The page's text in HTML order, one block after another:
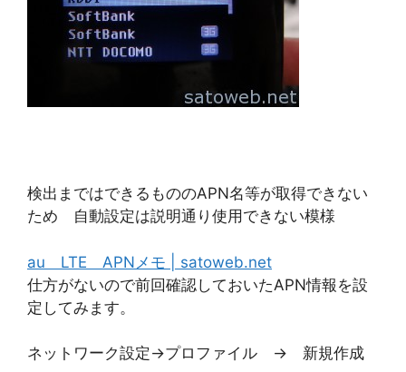
検出まではできるもののAPN名等が取得できない
ため 自動設定は説明通り使用できない模様
au LTE APNメモ | satoweb.net
仕方がないので前回確認しておいたAPN情報を設
定してみます。
ネットワーク設定→プロファイル → 新規作成